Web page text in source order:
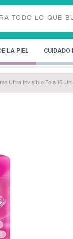
LA PIEL CUIDADO
Ultra Invisible Tela 16